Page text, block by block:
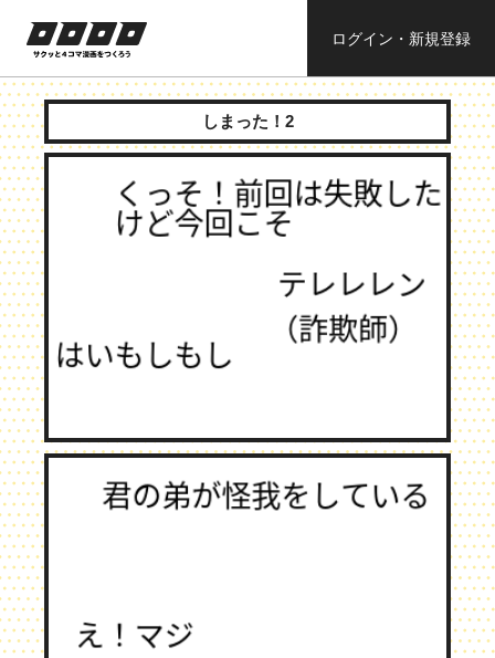
サクッと４コ
ママンガを作
ろう
ログイン・新規登録
しまった！2